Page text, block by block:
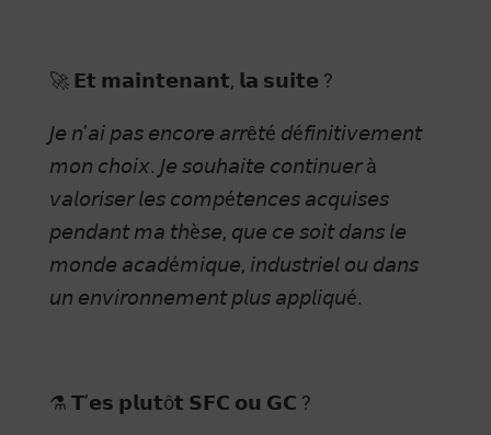
🚀 𝗘𝘁 𝗺𝗮𝗶𝗻𝘁𝗲𝗻𝗮𝗻𝘁, 𝗹𝗮 𝘀𝘂𝗶𝘁𝗲 ?
𝘑𝘦 𝘯’𝘢𝘪 𝘱𝘢𝘴 𝘦𝘯𝘤𝘰𝘳𝘦 𝘢𝘳𝘳ê𝘵é 𝘥é𝘧𝘪𝘯𝘪𝘵𝘪𝘷𝘦𝘮𝘦𝘯𝘵
𝘮𝘰𝘯 𝘤𝘩𝘰𝘪𝘹. 𝘑𝘦 𝘴𝘰𝘶𝘩𝘢𝘪𝘵𝘦 𝘤𝘰𝘯𝘵𝘪𝘯𝘶𝘦𝘳 à
𝘷𝘢𝘭𝘰𝘳𝘪𝘴𝘦𝘳 𝘭𝘦𝘴 𝘤𝘰𝘮𝘱é𝘵𝘦𝘯𝘤𝘦𝘴 𝘢𝘤𝘲𝘶𝘪𝘴𝘦𝘴
𝘱𝘦𝘯𝘥𝘢𝘯𝘵 𝘮𝘢 𝘵𝘩è𝘴𝘦, 𝘲𝘶𝘦 𝘤𝘦 𝘴𝘰𝘪𝘵 𝘥𝘢𝘯𝘴 𝘭𝘦
𝘮𝘰𝘯𝘥𝘦 𝘢𝘤𝘢𝘥é𝘮𝘪𝘲𝘶𝘦, 𝘪𝘯𝘥𝘶𝘴𝘵𝘳𝘪𝘦𝘭 𝘰𝘶 𝘥𝘢𝘯𝘴
𝘶𝘯 𝘦𝘯𝘷𝘪𝘳𝘰𝘯𝘯𝘦𝘮𝘦𝘯𝘵 𝘱𝘭𝘶𝘴 𝘢𝘱𝘱𝘭𝘪𝘲𝘶é.
⚗️ 𝗧’𝗲𝘀 𝗽𝗹𝘂𝘁ô𝘁 𝗦𝗙𝗖 𝗼𝘂 𝗚𝗖 ?